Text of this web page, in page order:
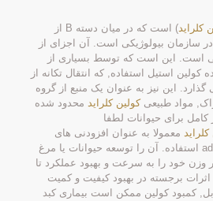
کلراید
) است که در میان دسته B از
سازمان بیولوژیکی است. آن اجزای از
است. این است که توسط بسیاری از
کولین استیل استفاده, که انتقال تکانه از
این نیز به عنوان یک منبع از گروه
مواد طبیعیکولین کلرایدمحدود شده
کامل برای حیوانات لطفا
معمولا به عنوان افزودنی های
خوراک دام در خانه و adroad استفاده. آن را توسعه حیوانات یا مرغ
وزن خود را به سرعت و بهبود عملکرد تا
برجسته در بهبود کیفیت و کمیت
کمبود کولین ممکن است بیماری کبد